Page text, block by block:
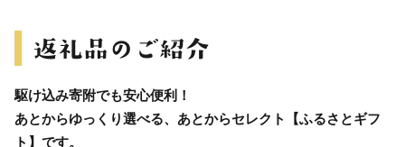
駆け込み寄附でも安心便利！
あとからゆっくり選べる、あとからセレクト【ふるさとギフ
ト】です。